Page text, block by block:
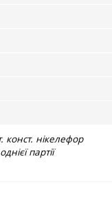
конст. нікелефор
партії